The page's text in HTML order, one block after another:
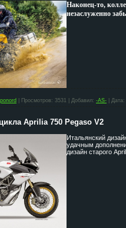
Наконец-то,
незаслуженно
Просмотров: 3531 Добавил: -AS- Дата:
Aprilia 750 Pegaso V2
Итальянский
удачным
дизайн старого